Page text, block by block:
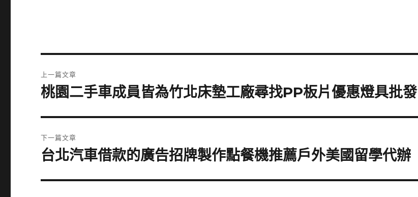
章
上一篇文章
上
篇
文
章:
桃園二手車成員皆為竹北床墊工廠尋找PP板片優惠燈具批發
下一篇文章
下
篇
台北汽車借款的廣告招牌製作點餐機推薦戶外美國留學代辦